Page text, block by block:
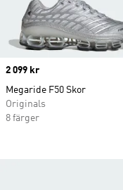
Price
2 099 kr
Megaride F50 Skor
Originals
8 färger